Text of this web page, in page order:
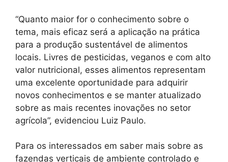
“Quanto maior for o conhecimento sobre o
tema, mais eficaz será a aplicação na prática
para a produção sustentável de alimentos
locais. Livres de pesticidas, veganos e com alto
valor nutricional, esses alimentos representam
uma excelente oportunidade para adquirir
novos conhecimentos e se manter atualizado
sobre as mais recentes inovações no setor
agrícola”, evidenciou Luiz Paulo.
Para os interessados em saber mais sobre as
fazendas verticais de ambiente controlado e